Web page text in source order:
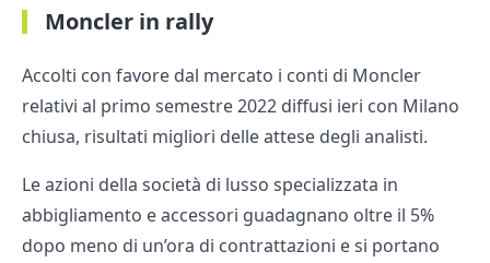
Moncler in rally
Accolti con favore dal mercato i conti di Moncler
relativi al primo semestre 2022 diffusi ieri con Milano
chiusa, risultati migliori delle attese degli analisti.
Le azioni della società di lusso specializzata in
abbigliamento e accessori guadagnano oltre il 5%
dopo meno di un’ora di contrattazioni e si portano